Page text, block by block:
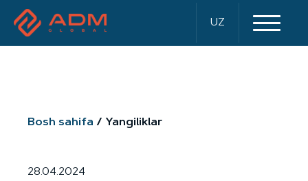
UZ
Bosh sahifa Yangiliklar
28.04.2024